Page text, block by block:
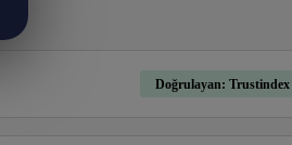
Doğrulayan: Trustindex